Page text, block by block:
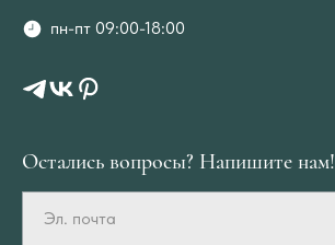
Остались вопросы? Напишите нам!
Эл. почта
пн-пт 09:00-18:00